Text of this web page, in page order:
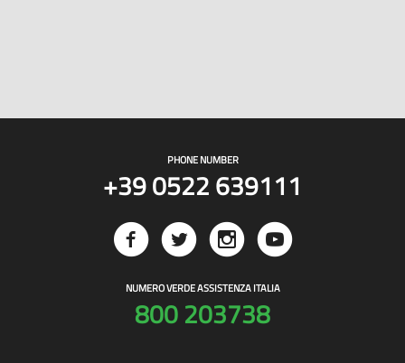
PHONE NUMBER
+39 0522 639111
NUMERO VERDE ASSISTENZA ITALIA
800 203738